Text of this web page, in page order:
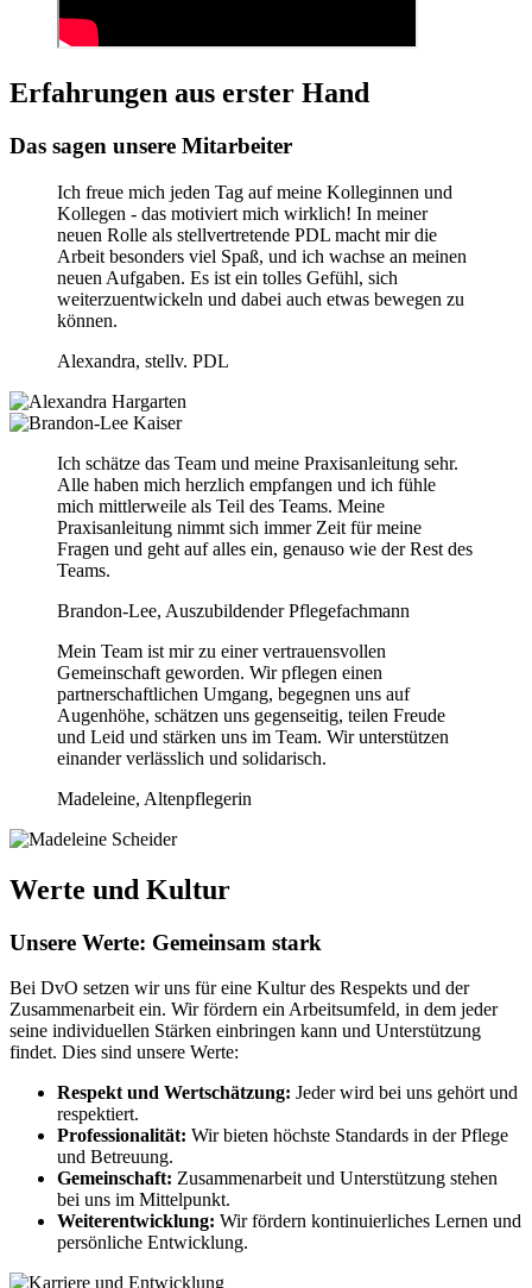
Erfahrungen aus erster Hand
Das sagen unsere Mitarbeiter
Ich freue mich jeden Tag auf meine Kolleginnen und
Kollegen - das motiviert mich wirklich! In meiner
neuen Rolle als stellvertretende PDL macht mir die
Arbeit besonders viel Spaß, und ich wachse an meinen
neuen Aufgaben. Es ist ein tolles Gefühl, sich
weiterzuentwickeln und dabei auch etwas bewegen zu
können.
Alexandra, stellv. PDL
Ich schätze das Team und meine Praxisanleitung sehr.
Alle haben mich herzlich empfangen und ich fühle
mich mittlerweile als Teil des Teams. Meine
Praxisanleitung nimmt sich immer Zeit für meine
Fragen und geht auf alles ein, genauso wie der Rest des
Teams.
Brandon-Lee, Auszubildender Pflegefachmann
Mein Team ist mir zu einer vertrauensvollen
Gemeinschaft geworden. Wir pflegen einen
partnerschaftlichen Umgang, begegnen uns auf
Augenhöhe, schätzen uns gegenseitig, teilen Freude
und Leid und stärken uns im Team. Wir unterstützen
einander verlässlich und solidarisch.
Madeleine, Altenpflegerin
Werte und Kultur
Unsere Werte: Gemeinsam stark
Bei DvO setzen wir uns für eine Kultur des Respekts und der
Zusammenarbeit ein. Wir fördern ein Arbeitsumfeld, in dem jeder
seine individuellen Stärken einbringen kann und Unterstützung
findet. Dies sind unsere Werte:
Respekt und Wertschätzung: Jeder wird bei uns gehört und
respektiert.
Professionalität: Wir bieten höchste Standards in der Pflege
und Betreuung.
Gemeinschaft: Zusammenarbeit und Unterstützung stehen
bei uns im Mittelpunkt.
Weiterentwicklung: Wir fördern kontinuierliches Lernen und
persönliche Entwicklung.